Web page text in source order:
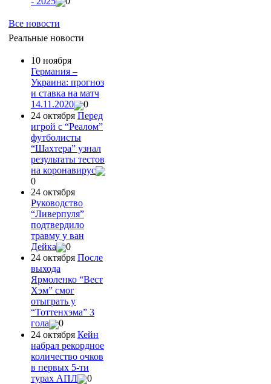
Все новости
Реальные новости
10 ноября
Германия –
Украина: прогноз
и ставка на матч
14.11.2020
0
24 октября Перед
игрой с “Реалом”
футболисты
“Шахтера” узнал
результаты тестов
на коронавирус
0
24 октября
Руководство
“Ливерпуля”
подтвердило
травму у ван
Дейка
0
24 октября После
выхода
Ярмоленко “Вест
Хэм” смог
отыграть у
“Тоттенхэма” 3
гола
0
24 октября Кейн
набрал рекордное
количество очков
в первых 5-ти
турах АПЛ
0